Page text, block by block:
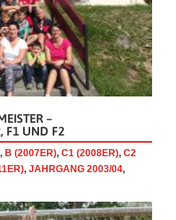
–
F1 UND F2
, B (2007ER), C1 (2008ER), C2
, JAHRGANG 2003/04,